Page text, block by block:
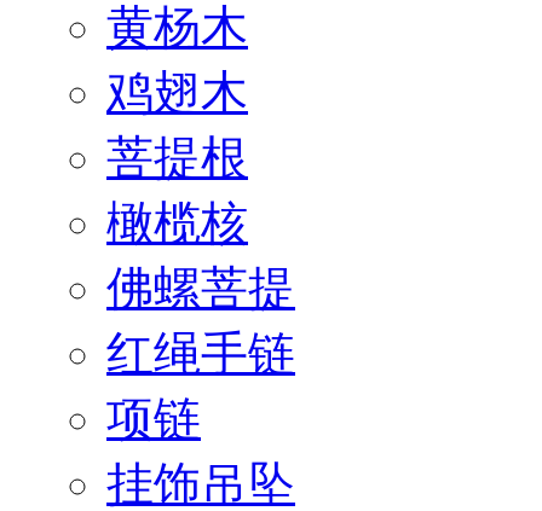
黄杨木
鸡翅木
菩提根
橄榄核
佛螺菩提
红绳手链
项链
挂饰吊坠